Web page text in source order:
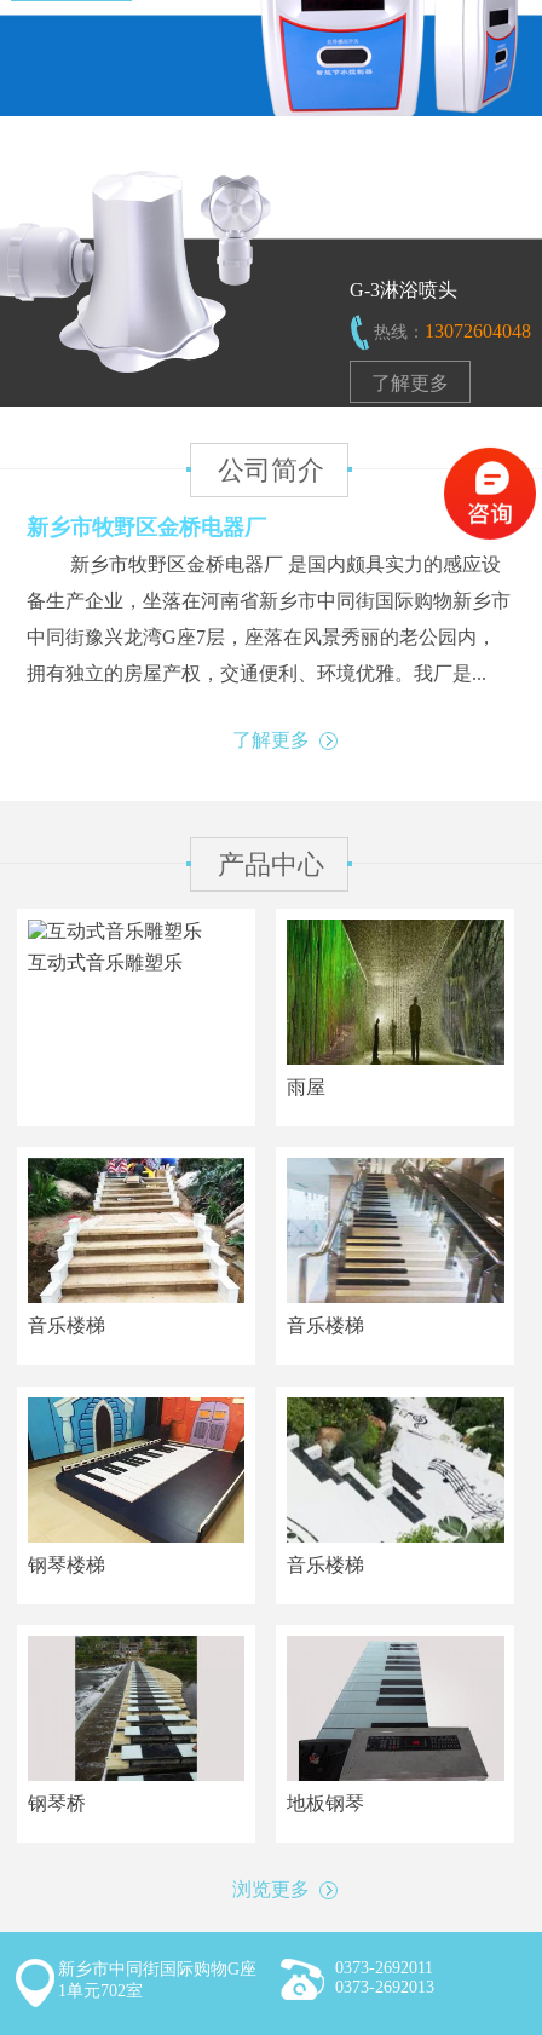
G-3淋浴喷头
热线： 13072604048
了解更多
公司简介
新乡市牧野区金桥电器厂
新乡市牧野区金桥电器厂 是国内颇具实力的感应设
备生产企业，坐落在河南省新乡市中同街国际购物新乡市
中同街豫兴龙湾G座7层，座落在风景秀丽的老公园内，
拥有独立的房屋产权，交通便利、环境优雅。我厂是...
了解更多
产品中心
互动式音乐雕塑乐
雨屋
音乐楼梯 音乐楼梯
钢琴楼梯 音乐楼梯
钢琴桥 地板钢琴
浏览更多
新乡市中同街国际购物G座
1单元702室
0373-2692011
0373-2692013